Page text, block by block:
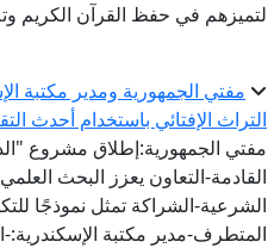
لتميزهم في حفظ القرآن الكريم
مفتي الجمهورية ومدير مكتبة
التراث الإفتائي باستخدام أحدث
مفتي الجمهورية:إطلاق مشروع
القادمة-التعاون يعزز البحث
الشرعية-الشراكة تمثل نموذجًا
المتطرف-مدير مكتبة الإسكندرية:-